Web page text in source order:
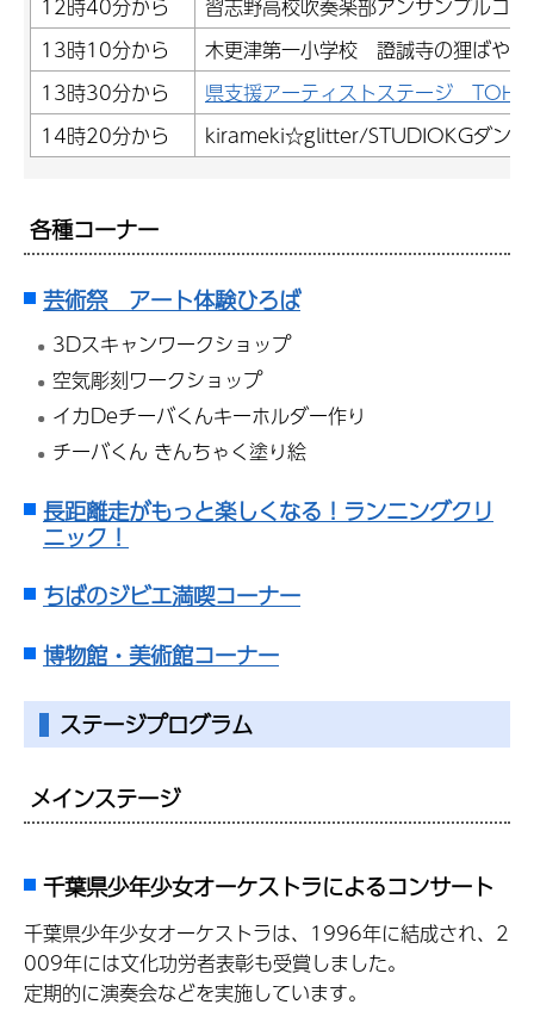
12時40分から
習志野高校吹奏楽部アンサンブルコ
13時10分から
木更津第一小学校 證誠寺の狸ばやし
13時30分から
県支援アーティストステージ
14時20分から
kirameki☆glitter/STUDIOKGダンス
各種コーナー
芸術祭 アート体験ひろば
3Dスキャンワークショップ
空気彫刻ワークショップ
イカDeチーバくんキーホルダー作り
チーバくん きんちゃく塗り絵
長距離走がもっと楽しくなる！ランニングクリ
ニック！
ちばのジビエ満喫コーナー
博物館・美術館コーナー
ステージプログラム
メインステージ
千葉県少年少女オーケストラによるコンサート
千葉県少年少女オーケストラは、1996年に結成され、2
009年には文化功労者表彰も受賞しました。
定期的に演奏会などを実施しています。